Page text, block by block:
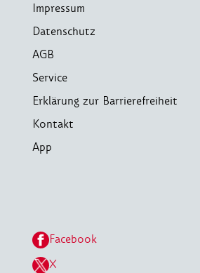
Impressum
Datenschutz
AGB
Service
Erklärung zur Barrierefreiheit
Kontakt
App
Facebook
X